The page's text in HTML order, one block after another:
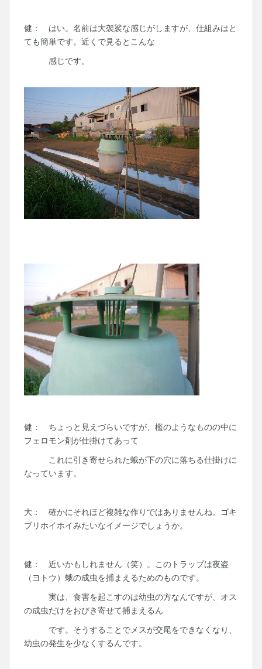
健： はい。名前は大袈裟な感じがしますが、仕組みはと
ても簡単です。近くで見るとこんな
感じです。
健： ちょっと見えづらいですが、檻のようなものの中に
フェロモン剤が仕掛けてあって
これに引き寄せられた蛾が下の穴に落ちる仕掛けに
なっています。
大： 確かにそれほど複雑な作りではありませんね。ゴキ
ブリホイホイみたいなイメージでしょうか。
健： 近いかもしれません（笑）。このトラップは夜盗
（ヨトウ）蛾の成虫を捕まえるためのものです。
実は、食害を起こすのは幼虫の方なんですが、オス
の成虫だけをおびき寄せて捕まえるん
です。そうすることでメスが交尾をできなくなり、
幼虫の発生を少なくするんです。